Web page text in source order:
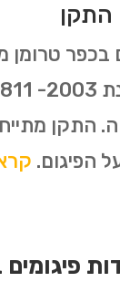
התקן
התקן
הפיגום. קראו